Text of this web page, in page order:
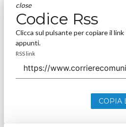
close
Codice Rss
Clicca sul pulsante per copiare il link
appunti.
RSS link
COPIA